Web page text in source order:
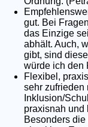
gut. Bei
das Einzige
abhält. Auch,
gibt, sind
würde ich den
Flexibel,
sehr zufrieden
Inklusion/
praxisnah und
Besonders